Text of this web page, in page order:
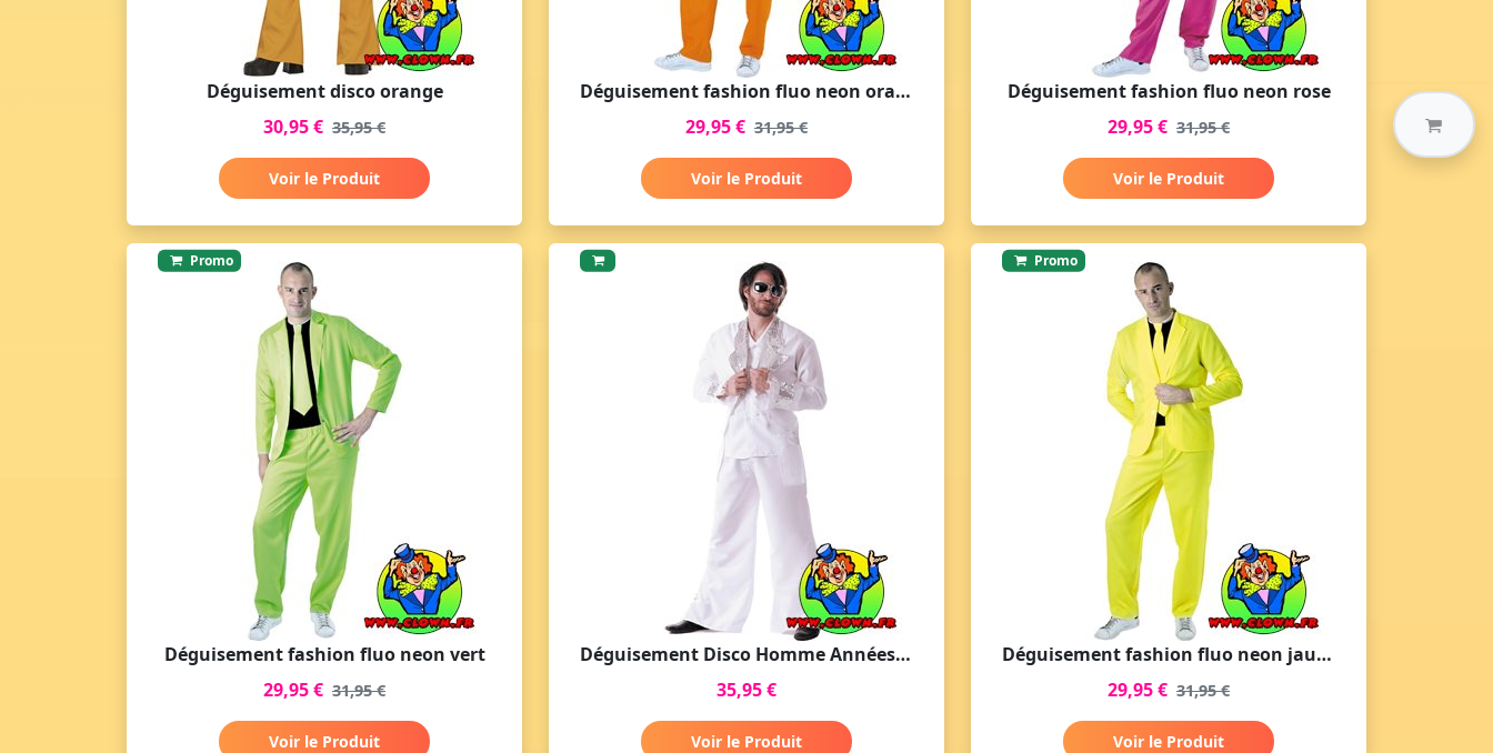
Déguisement disco orange
30,95 € 35,95 €
Voir le Produit
Déguisement fashion fluo neon orange
29,95 € 31,95 €
Voir le Produit
Déguisement fashion fluo neon rose
29,95 € 31,95 €
Voir le Produit
Promo
Déguisement fashion fluo neon vert
29,95 € 31,95 €
Voir le Produit
Déguisement Disco Homme Années 70 - Forever Blanc Ensemble
35,95 €
Voir le Produit
Promo
Déguisement fashion fluo neon jaune
29,95 € 31,95 €
Voir le Produit